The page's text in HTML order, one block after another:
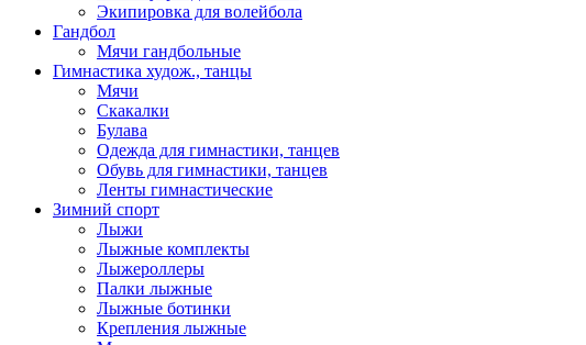
Экипировка для волейбола
Гандбол
Мячи гандбольные
Гимнастика худож., танцы
Мячи
Скакалки
Булава
Одежда для гимнастики, танцев
Обувь для гимнастики, танцев
Ленты гимнастические
Зимний спорт
Лыжи
Лыжные комплекты
Лыжероллеры
Палки лыжные
Лыжные ботинки
Крепления лыжные